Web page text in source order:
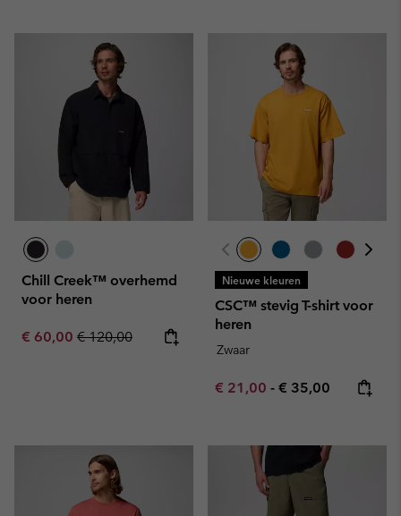
Chill Creek™ overhemd
voor heren
Sale price:
€ 60,00 Regular price:
€ 120,00
Nieuwe kleuren
CSC™ stevig T-shirt voor
heren
Zwaar
Minimum sale price:
€ 21,00 - Maximum price:
€ 35,00